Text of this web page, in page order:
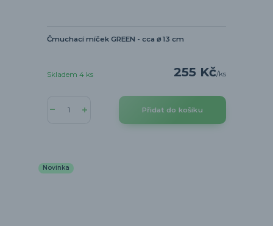
Čmuchací míček GREEN - cca ⌀ 13 cm
255 Kč/ks
Skladem 4 ks
Přidat do košíku
Novinka